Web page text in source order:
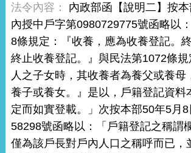
內政部函【說明二】按
內授中戶字第0980729775號函略以
8條規定：『收養，應為收養登記。
終止收養登記。』與民法第1072條
人之子女時，其收養者為養父或養母
養子或養女。』是以，戶籍登記資料
定而如實登載。」次按本部50年5月
58298號函略以：「戶籍登記之稱謂
僅為該戶長對戶內人口之稱呼而已，